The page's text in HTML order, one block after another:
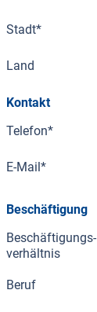
Stadt*
Land
Kontakt
Telefon*
E-Mail*
Beschäftigung
Beschäf­tigungs­
verhältnis
Beruf